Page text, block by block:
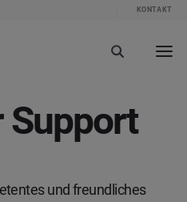
KONTAKT
Support
und freundliches